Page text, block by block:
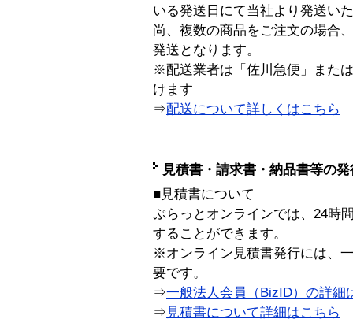
いる発送日にて当社より発送い
尚、複数の商品をご注文の場合
発送となります。
※配送業者は「佐川急便」また
けます
⇒配送について詳しくはこちら
見積書・請求書・納品書等の
■見積書について
ぷらっとオンラインでは、24時
することができます。
※オンライン見積書発行には、
要です。
⇒一般法人会員（BizID）の詳細
⇒ 見積書について詳細はこちら